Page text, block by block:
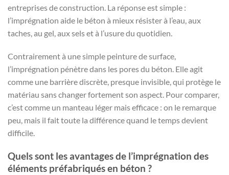
entreprises de construction. La réponse est simple :
l’imprégnation aide le béton à mieux résister à l’eau, aux
taches, au gel, aux sels et à l’usure du quotidien.
Contrairement à une simple peinture de surface,
l’imprégnation pénètre dans les pores du béton. Elle agit
comme une barrière discrète, presque invisible, qui protège le
matériau sans changer fortement son aspect. Pour comparer,
c’est comme un manteau léger mais efficace : on le remarque
peu, mais il fait toute la différence quand le temps devient
difficile.
Quels sont les avantages de l’imprégnation des
éléments préfabriqués en béton ?